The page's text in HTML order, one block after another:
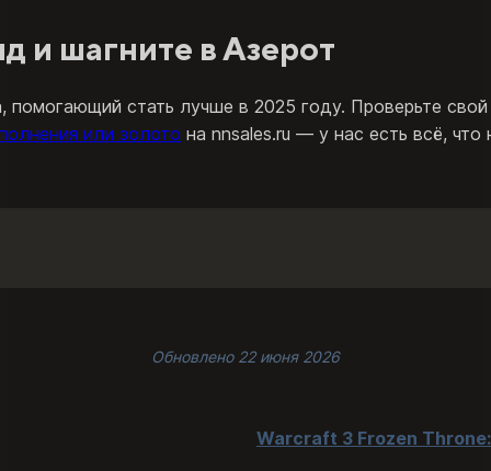
и шагните в Азерот
стать лучше в 2025 году. Проверьте
или золото на nnsales.ru — у нас есть всё,
Обновлено 22 июня 2026
Warcraft 3 Frozen